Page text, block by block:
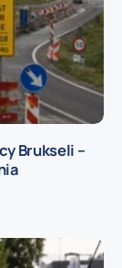
Brukseli –